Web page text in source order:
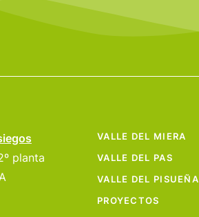
planta
VALLE DEL MIERA
VALLE DEL PAS
VALLE DEL PISUEÑA
PROYECTOS